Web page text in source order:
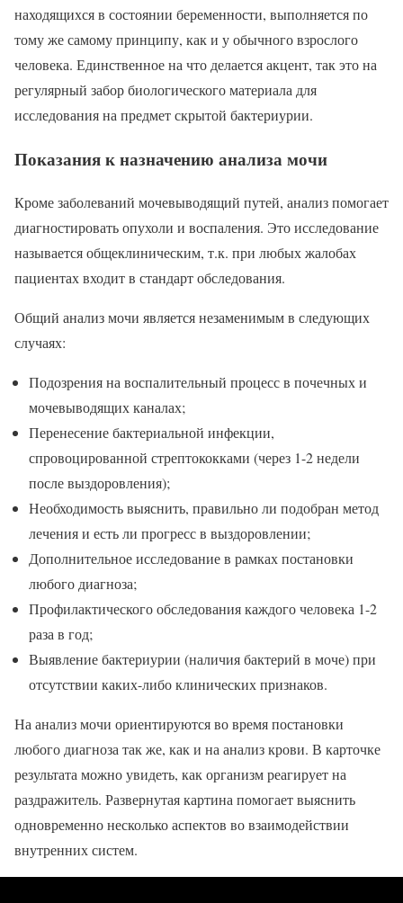
находящихся в состоянии беременности, выполняется по
тому же самому принципу, как и у обычного взрослого
человека. Единственное на что делается акцент, так это на
регулярный забор биологического материала для
исследования на предмет скрытой бактериурии.
Показания к назначению анализа мочи
Кроме заболеваний мочевыводящий путей, анализ помогает
диагностировать опухоли и воспаления. Это исследование
называется общеклиническим, т.к. при любых жалобах
пациентах входит в стандарт обследования.
Общий анализ мочи является незаменимым в следующих
случаях:
Подозрения на воспалительный процесс в почечных и
мочевыводящих каналах;
Перенесение бактериальной инфекции,
спровоцированной стрептококками (через 1-2 недели
после выздоровления);
Необходимость выяснить, правильно ли подобран метод
лечения и есть ли прогресс в выздоровлении;
Дополнительное исследование в рамках постановки
любого диагноза;
Профилактического обследования каждого человека 1-2
раза в год;
Выявление бактериурии (наличия бактерий в моче) при
отсутствии каких-либо клинических признаков.
На анализ мочи ориентируются во время постановки
любого диагноза так же, как и на анализ крови. В карточке
результата можно увидеть, как организм реагирует на
раздражитель. Развернутая картина помогает выяснить
одновременно несколько аспектов во взаимодействии
внутренних систем.